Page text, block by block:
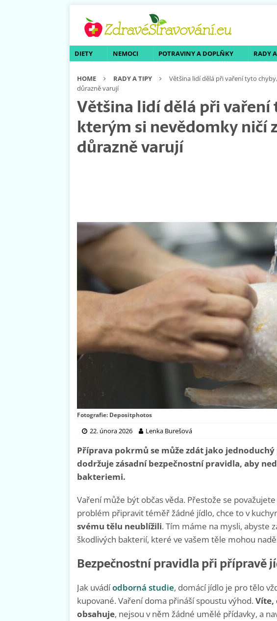
DIETY NEMOCI POTRAVINY A DOPLŇKY RADY
HOME RADY A TIPY
Většina lidí dělá při vaření tyto
důrazně varují
Většina lidí dělá při
kterým si nevědomky ničí
důrazně varují
Fotografie: Depositphotos
22. února 2026 Lenka Burešová
Příprava pokrmů se může zdát jako
dodržuje zásadní bezpečnostní pravidla, aby
bakteriemi.
Vaření může být občas věda. Přestože se
problém připravit téměř žádné jídlo, chce to v
svému tělu neublížili. Tím máme na mysli, abyste
škodlivých bakterií, které ve vašem těle mohou
Bezpečnostní pravidla při přípravě
Jak uvádíodborná studie, domácí jídlo je pro tělo
kupované. Vaření doma přináší spoustu výhod. Víte,
obsahuje, nejsou v něm žádné umělé přídavky, a